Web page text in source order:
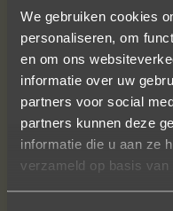
We gebruiken cookies
personaliseren, om
en om ons
informatie over uw
partners voor social
partners kunnen deze
informatie die u aan ze
verzameld op basis van
SUIVEZ-NOUS